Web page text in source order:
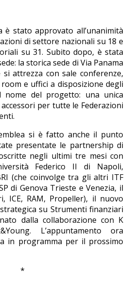
stato approvato all’unanimità
di settore nazionali su 18 e
su 31. Subito dopo, è stata
la storica sede di Via Panama
attrezza con sale conferenze,
e uffici a disposizione degli
nome del progetto: una unica
per tutte le Federazioni
si è fatto anche il punto
presentate le partnership di
negli ultimi tre mesi con
Federico II di Napoli,
(che coinvolge tra gli altri ITF
di Genova Trieste e Venezia, il
ICE, RAM, Propeller), il nuovo
su Strumenti finanziari
dalla collaborazione con K
L’appuntamento ora
in programma per il prossimo
*